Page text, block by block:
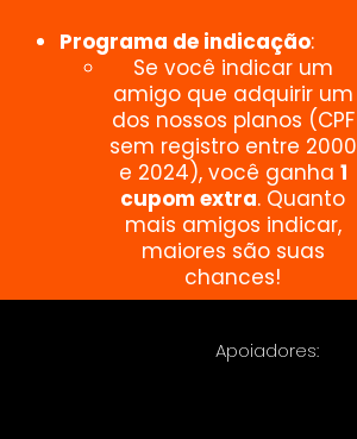
Programa de indicação:
Se você indicar um
amigo que adquirir um
dos nossos planos (CPF
sem registro entre 2000
e 2024), você ganha 1
cupom extra. Quanto
mais amigos indicar,
maiores são suas
chances!
Apoiadores: